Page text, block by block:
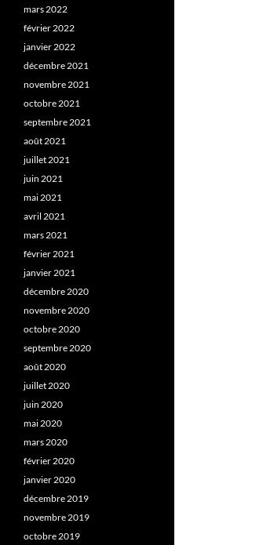
mars 2022
février 2022
janvier 2022
décembre 2021
novembre 2021
octobre 2021
septembre 2021
août 2021
juillet 2021
juin 2021
mai 2021
avril 2021
mars 2021
février 2021
janvier 2021
décembre 2020
novembre 2020
octobre 2020
septembre 2020
août 2020
juillet 2020
juin 2020
mai 2020
mars 2020
février 2020
janvier 2020
décembre 2019
novembre 2019
octobre 2019